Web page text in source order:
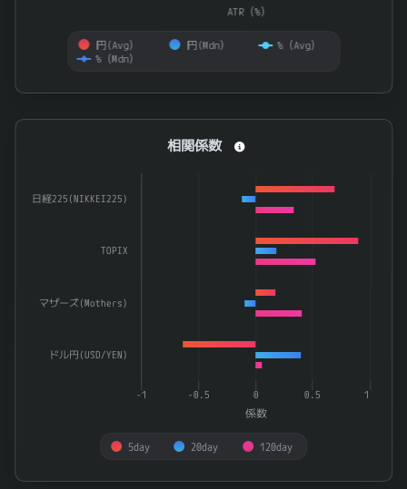
ATR（%）
円(Avg） 円(Mdn） %（Avg）
%（Mdn）
End of interactive chart.
Bar chart with 3 data series.
The chart has 1 X axis displaying categories.
The chart has 1 Y axis displaying 係数. Data ranges from -
係数
5day 20day 120day
日経225(NIKKEI225)
TOPIX
マザーズ(Mothers)
ドル円(USD/YEN)
-0.5 0 0.5 1
-1
相関係数
End of interactive chart.